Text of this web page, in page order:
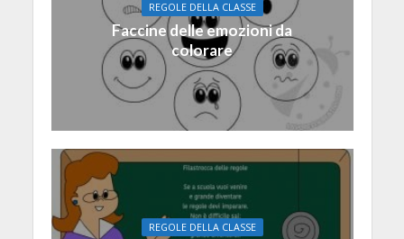
REGOLE DELLA CLASSE
Faccine delle emozioni da
colorare
REGOLE DELLA CLASSE